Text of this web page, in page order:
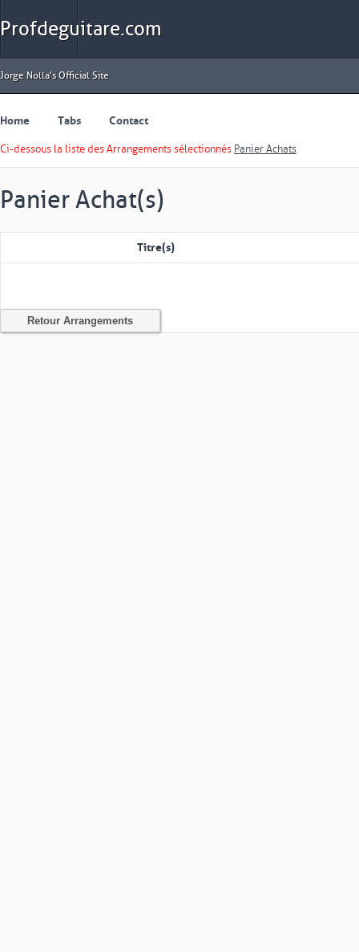
Profdeguitare.com
Jorge Nolla's Official Site
Home Tabs Contact
Ci-dessous la liste des Arrangements sélectionnés Panier Achats
Panier Achat(s)
Titre(s)